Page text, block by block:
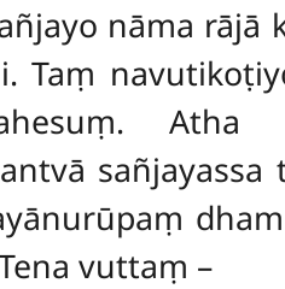
nāma
Taṃ
ahesuṃ.
sañjayassa
vuttaṃ –